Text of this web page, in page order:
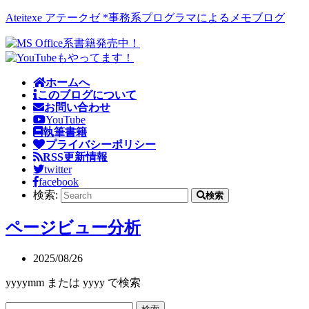
Ateitexe アテークゼ *事務系プログラマによるメモブログ
ホームへ
このブログについて
お問い合わせ
YouTube
執筆書籍
プライバシーポリシー
RSS更新情報
twitter
facebook
検索: 検索
ページビュー分析
2025/08/26
yyyymm または yyyy で検索